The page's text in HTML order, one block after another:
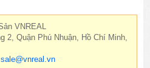
VNREAL
2, Quận Phú Nhuận, Hồ Chí Minh,
sale@vnreal.vn